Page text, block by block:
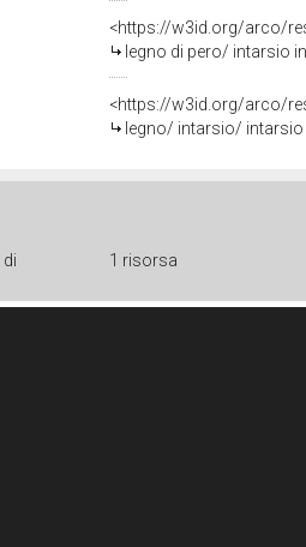
legno di pero/ intarsio
legno/ intarsio/
di 1 risorsa